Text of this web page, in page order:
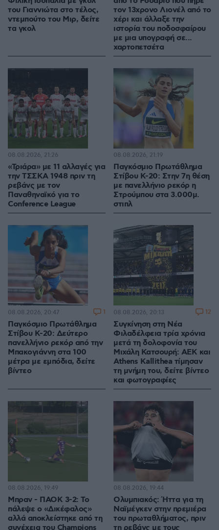
του Γιαννιώτα στο τέλος,
ντεμπούτο του Μιρ, δείτε
τα γκολ
τον 13χρονο Λιονέλ από το
χέρι και άλλαξε την
ιστορία του ποδοσφαίρου
με μια υπογραφή σε...
χαρτοπετσέτα
«Τριάρα» με 11 αλλαγές για
την ΤΣΣΚΑ 1948 πριν τη
ρεβάνς με τον
Παναθηναϊκό για το
Conference League
08.08.2026, 21:26
Παγκόσμιο Πρωτάθλημα
Στίβου Κ-20: Στην 7η θέση
με πανελλήνιο ρεκόρ η
Στρούμπου στα 3.000μ.
στιπλ
08.08.2026, 21:19
Παγκόσμιο Πρωτάθλημα
Στίβου Κ-20: Δεύτερο
πανελλήνιο ρεκόρ από την
Μπακογιάννη στα 100
μέτρα με εμπόδια, δείτε
βίντεο
08.08.2026, 20:47 1
Συγκίνηση στη Νέα
Φιλαδέλφεια τρία χρόνια
μετά τη δολοφονία του
Μιχάλη Κατσουρή: ΑΕΚ και
Athens Kallithea τίμησαν
τη μνήμη του, δείτε βίντεο
και φωτογραφίες
08.08.2026, 20:13 12
Μπραν - ΠΑΟΚ 3-2: Το
πάλεψε ο «Δικέφαλος»
αλλά αποκλείστηκε από τη
συνέχεια του Champions
08.08.2026, 19:49
Ολυμπιακός: Ήττα για τη
Ναϊμέγκεν στην πρεμιέρα
του πρωταθλήματος, πριν
τη ρεβάνς με τους
08.08.2026, 19:44